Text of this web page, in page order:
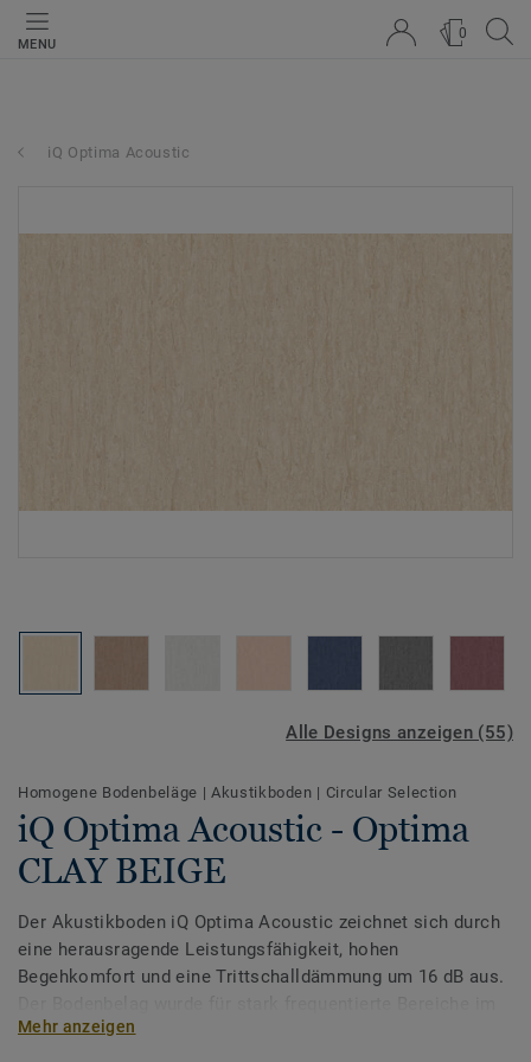
MENU
0
iQ Optima Acoustic
Alle Designs anzeigen (55)
Homogene Bodenbeläge | Akustikboden | Circular Selection
iQ Optima Acoustic - Optima
CLAY BEIGE
Der Akustikboden iQ Optima Acoustic zeichnet sich durch
eine herausragende Leistungsfähigkeit, hohen
Begehkomfort und eine Trittschalldämmung um 16 dB aus.
Bildungs- und Gesundheitswesen entwickelt und sorgt für
Mehr anzeigen